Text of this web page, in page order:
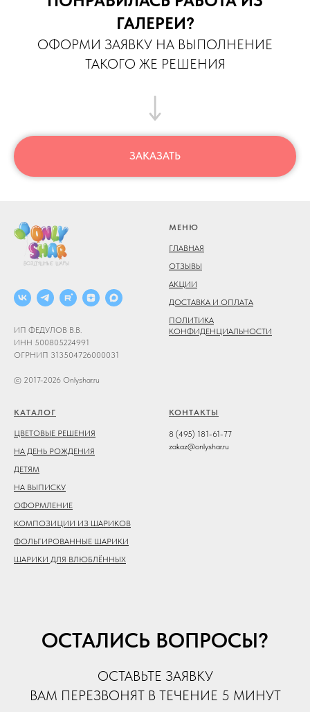
ГАЛЕРЕИ?
ОФОРМИ ЗАЯВКУ НА ВЫПОЛНЕНИЕ
ТАКОГО ЖЕ РЕШЕНИЯ
ЗАКАЗАТЬ
ИП ФЕДУЛОВ В.В.
ИНН 500805224991
ОГРНИП 313504726000031
© 2017-2026 Onlyshar.ru
МЕНЮ
ГЛАВНАЯ
ОТЗЫВЫ
АКЦИИ
ДОСТАВКА И ОПЛАТА
ПОЛИТИКА
КОНФИДЕНЦИАЛЬНОСТИ
КАТАЛОГ
ЦВЕТОВЫЕ РЕШЕНИЯ
НА ДЕНЬ РОЖДЕНИЯ
ДЕТЯМ
НА ВЫПИСКУ
ОФОРМЛЕНИЕ
КОМПОЗИЦИИ ИЗ ШАРИКОВ
ФОЛЬГИРОВАННЫЕ ШАРИКИ
ШАРИКИ ДЛЯ ВЛЮБЛЁННЫХ
КОНТАКТЫ
8 (495) 181-61-77
zakaz@onlyshar.ru
ОСТАЛИСЬ ВОПРОСЫ?
ОСТАВЬТЕ ЗАЯВКУ
ВАМ ПЕРЕЗВОНЯТ В ТЕЧЕНИЕ 5 МИНУТ